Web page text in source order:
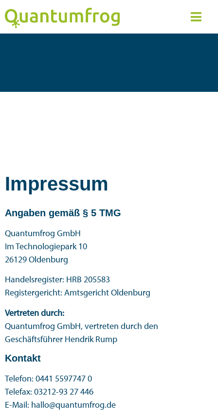
Impressum
Angaben gemäß § 5 TMG
Quantumfrog GmbH
Im Technologiepark 10
26129 Oldenburg
Handelsregister: HRB 205583
Registergericht: Amtsgericht Oldenburg
Vertreten durch:
Quantumfrog GmbH, vertreten durch den
Geschäftsführer Hendrik Rump
Kontakt
Telefon: 0441 5597747 0
Telefax: 03212-93 27 446
E-Mail: hallo@quantumfrog.de